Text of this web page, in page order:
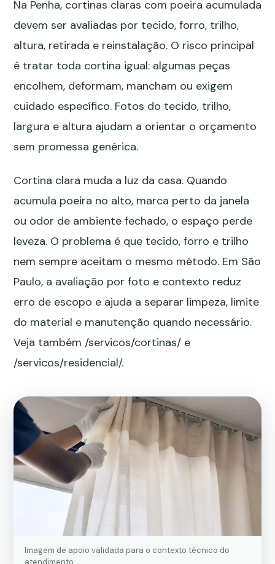
Na Penha, cortinas claras com poeira acumulada
devem ser avaliadas por tecido, forro, trilho,
altura, retirada e reinstalação. O risco principal
é tratar toda cortina igual: algumas peças
encolhem, deformam, mancham ou exigem
cuidado específico. Fotos do tecido, trilho,
largura e altura ajudam a orientar o orçamento
sem promessa genérica.
Cortina clara muda a luz da casa. Quando
acumula poeira no alto, marca perto da janela
ou odor de ambiente fechado, o espaço perde
leveza. O problema é que tecido, forro e trilho
nem sempre aceitam o mesmo método. Em São
Paulo, a avaliação por foto e contexto reduz
erro de escopo e ajuda a separar limpeza, limite
do material e manutenção quando necessário.
Veja também /servicos/cortinas/ e
/servicos/residencial/.
Imagem de apoio validada para o contexto técnico do
atendimento.